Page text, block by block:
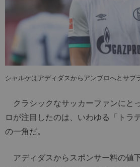
シャルケはアディダスからアンブロへとサプ
クラシックなサッカーファンにと
ロが注目したのは、いわゆる「トラ
の一角だ。
アディダスからスポンサー料の値